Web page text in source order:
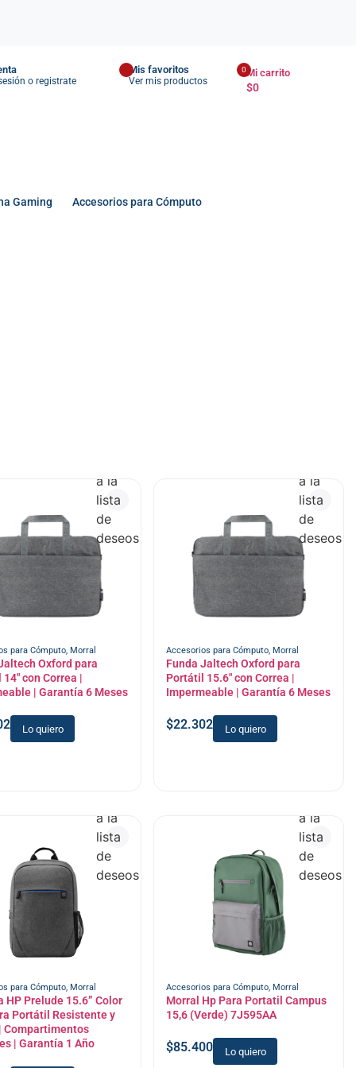
o registrate
Mis favoritos
Ver mis productos
0Mi carrito
$0
Gaming Accesorios para Cómputo
para Cómputo, Morral
Oxford para
con Correa |
| Garantía 6 Meses
Lo quiero
a la
lista
de
deseos
Accesorios para Cómputo, Morral
Funda Jaltech Oxford para
Portátil 15.6″ con Correa |
Impermeable | Garantía 6 Meses
$22.302 Lo quiero
a la
lista
de
deseos
para Cómputo, Morral
HP Prelude 15.6” Color
Portátil Resistente y
Compartimentos
| Garantía 1 Año
a la
lista
de
deseos
Accesorios para Cómputo, Morral
Morral Hp Para Portatil Campus
15,6 (Verde) 7J595AA
$85.400 Lo quiero
a la
lista
de
deseos